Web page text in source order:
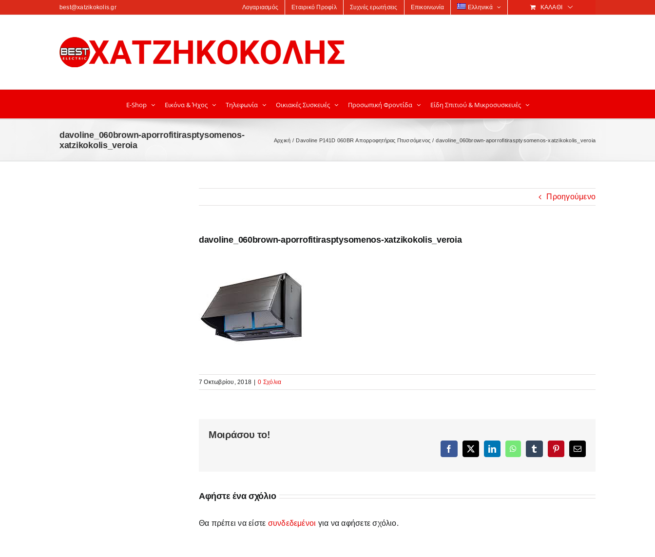
περιεχόμενο
best@xatzikokolis.gr Λογαριασμός Εταιρικό Προφίλ Συχνές ερωτήσεις Επικοινωνία Ελληνικά ΚΑΛΆΘΙ
E-Shop Εικόνα & Ήχος Τηλεφωνία Οικιακές Συσκευές Προσωπική Φροντίδα Είδη Σπιτιού & Μικροσυσκευές
davoline_060brown-aporrofitirasptysomenos-
xatzikokolis_veroia
Αρχική Davoline P141D 060BR Απορροφητήρας Πτυσσόμενος davoline_060brown-aporrofitirasptysomenos-xatzikokolis_veroia
Προηγούμενο
davoline_060brown-aporrofitirasptysomenos-xatzikokolis_veroia
7 Οκτωβρίου, 2018 | 0 Σχόλια
Μοιράσου το!
Facebook
X LinkedInWhatsAppTumblrPinterestEmail
Αφήστε ένα σχόλιο
Θα πρέπει να είστε συνδεδεμένοι για να αφήσετε σχόλιο.